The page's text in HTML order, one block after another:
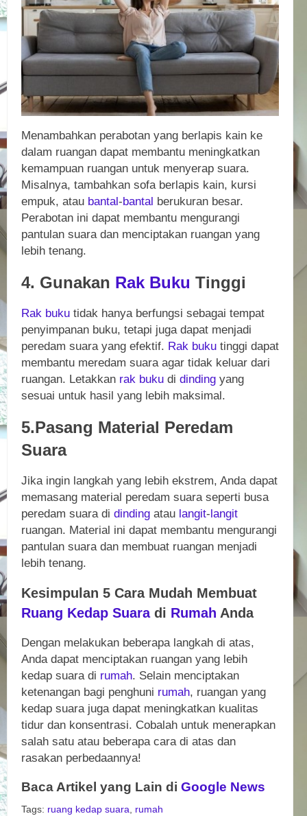
Menambahkan perabotan yang berlapis kain ke
dalam ruangan dapat membantu meningkatkan
kemampuan ruangan untuk menyerap suara.
Misalnya, tambahkan sofa berlapis kain, kursi
empuk, atau bantal-bantal berukuran besar.
Perabotan ini dapat membantu mengurangi
pantulan suara dan menciptakan ruangan yang
lebih tenang.
4. Gunakan Rak Buku Tinggi
Rak buku tidak hanya berfungsi sebagai tempat
penyimpanan buku, tetapi juga dapat menjadi
peredam suara yang efektif. Rak buku tinggi dapat
membantu meredam suara agar tidak keluar dari
ruangan. Letakkan rak buku di dinding yang
sesuai untuk hasil yang lebih maksimal.
5.Pasang Material Peredam
Suara
Jika ingin langkah yang lebih ekstrem, Anda dapat
memasang material peredam suara seperti busa
peredam suara di dinding atau langit- langit
ruangan. Material ini dapat membantu mengurangi
pantulan suara dan membuat ruangan menjadi
lebih tenang.
Kesimpulan 5 Cara Mudah Membuat
Ruang Kedap Suaradi Rumah Anda
Dengan melakukan beberapa langkah di atas,
Anda dapat menciptakan ruangan yang lebih
kedap suara di rumah. Selain menciptakan
ketenangan bagi penghuni rumah, ruangan yang
kedap suara juga dapat meningkatkan kualitas
tidur dan konsentrasi. Cobalah untuk menerapkan
salah satu atau beberapa cara di atas dan
rasakan perbedaannya!
Baca Artikel yang Lain di Google News
Tags: ruang kedap suara, rumah